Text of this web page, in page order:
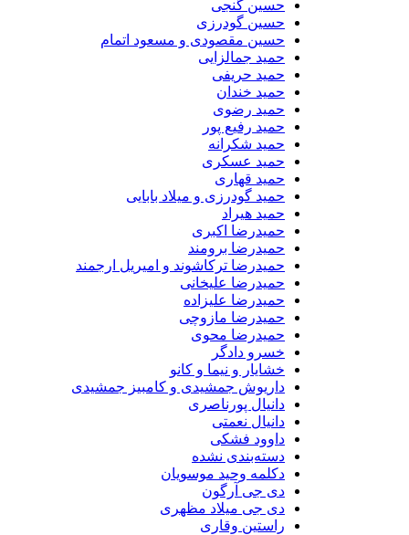
حسین گنجی
حسین گودرزی
حسین مقصودی و مسعود اتمام
حمید جمالزایی
حمید حریفی
حمید خندان
حمید رضوی
حمید رفیع پور
حمید شکرانه
حمید عسکری
حمید قهاری
حمید گودرزی و میلاد بابایی
حمید هیراد
حمیدرضا اکبری
حمیدرضا برومند
حمیدرضا ترکاشوند و امیریل ارجمند
حمیدرضا علیخانی
حمیدرضا علیزاده
حمیدرضا مازوچی
حمیدرضا محوی
خسرو دادگر
خشایار و نیما و کانو
داریوش جمشیدی و کامبیز جمشیدی
دانیال پورناصری
دانیال نعمتی
داوود فشکی
دسته‌بندی نشده
دکلمه وحید موسویان
دی جی آرگون
دی جی میلاد مظهری
راستین وقاری